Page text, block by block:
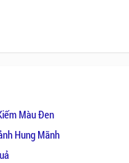
Màu Đen
Hung Mãnh